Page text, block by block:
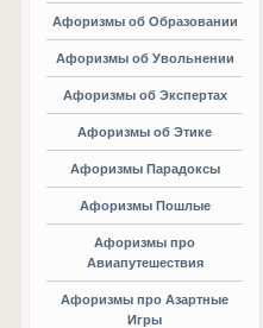
Афоризмы об Образовании
Афоризмы об Увольнении
Афоризмы об Экспертах
Афоризмы об Этике
Афоризмы Парадоксы
Афоризмы Пошлые
Афоризмы про
Авиапутешествия
Афоризмы про Азартные
Игры